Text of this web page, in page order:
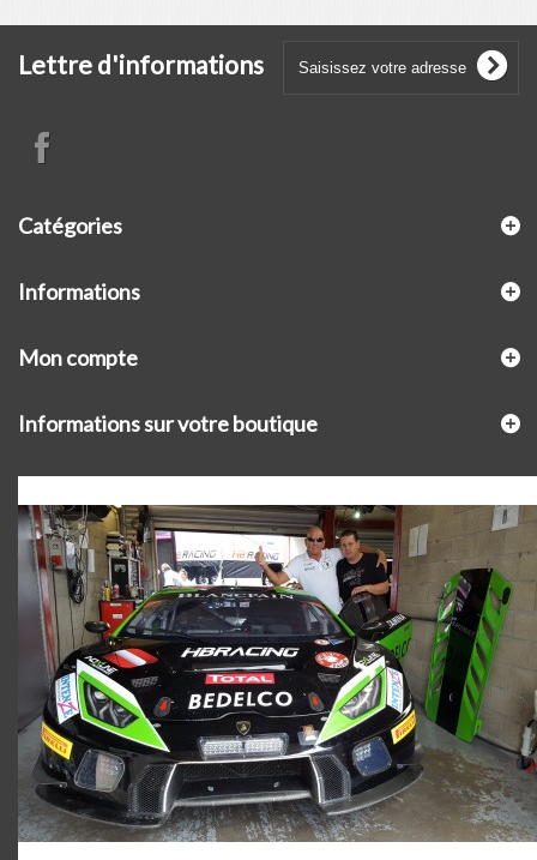
Lettre d'informations
Catégories
Informations
Mon compte
Informations sur votre boutique